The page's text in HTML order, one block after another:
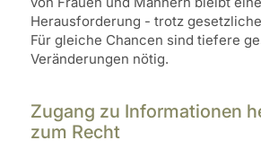
Herausforderung - trotz
Für gleiche Chancen sind tiefere
Veränderungen nötig.
Zugang zu Informationen
zum Recht